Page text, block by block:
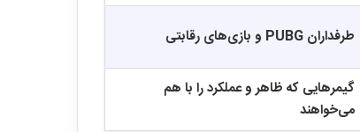
طرفداران PUBG و بازی‌های رقابتی
گیمرهایی که ظاهر و عملکرد را با هم
می‌خواهند